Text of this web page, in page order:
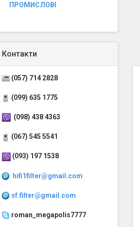
ПРОМИСЛОВІ
Контакти
(057) 714 2828
(099) 635 1775
(098) 438 4363
(067) 545 5541
(093) 197 1538
hifi1filter@gmail.com
sf.filter@gmail.com
roman_megapolis7777